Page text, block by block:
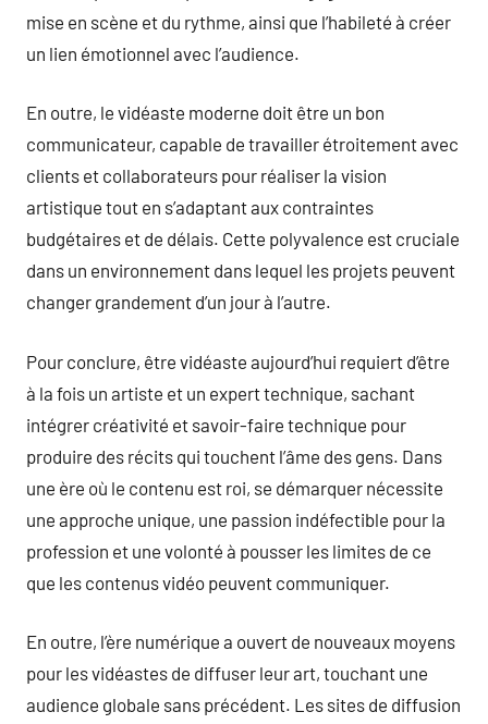
mise en scène et du rythme, ainsi que l’habileté à créer
un lien émotionnel avec l’audience.
En outre, le vidéaste moderne doit être un bon
communicateur, capable de travailler étroitement avec
clients et collaborateurs pour réaliser la vision
artistique tout en s’adaptant aux contraintes
budgétaires et de délais. Cette polyvalence est cruciale
dans un environnement dans lequel les projets peuvent
changer grandement d’un jour à l’autre.
Pour conclure, être vidéaste aujourd’hui requiert d’être
à la fois un artiste et un expert technique, sachant
intégrer créativité et savoir-faire technique pour
produire des récits qui touchent l’âme des gens. Dans
une ère où le contenu est roi, se démarquer nécessite
une approche unique, une passion indéfectible pour la
profession et une volonté à pousser les limites de ce
que les contenus vidéo peuvent communiquer.
En outre, l’ère numérique a ouvert de nouveaux moyens
pour les vidéastes de diffuser leur art, touchant une
audience globale sans précédent. Les sites de diffusion